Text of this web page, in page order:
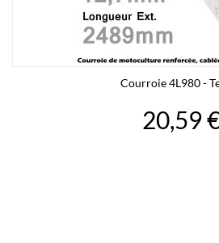
Courroie 4L980 -
20,59